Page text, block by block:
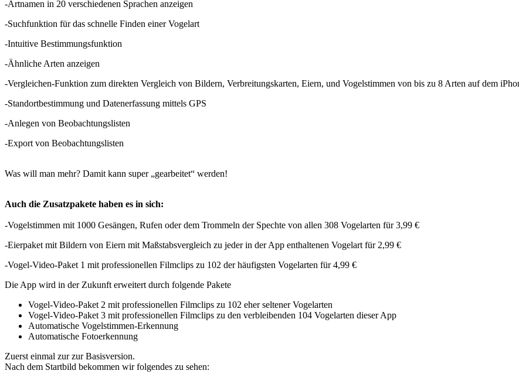
-Artnamen in 20 verschiedenen Sprachen anzeigen
-Suchfunktion für das schnelle Finden einer Vogelart
-Intuitive Bestimmungsfunktion
-Ähnliche Arten anzeigen
-Vergleichen-Funktion zum direkten Vergleich von Bildern, Verbreitungskarten, Eiern, und Vogelstimmen von bis zu 8 Arten auf dem
-Standortbestimmung und Datenerfassung mittels GPS
-Anlegen von Beobachtungslisten
-Export von Beobachtungslisten
Was will man mehr? Damit kann super „gearbeitet“ werden!
Auch die Zusatzpakete haben es in sich:
-Vogelstimmen mit 1000 Gesängen, Rufen oder dem Trommeln der Spechte von allen 308 Vogelarten für 3,99 €
-Eierpaket mit Bildern von Eiern mit Maßstabsvergleich zu jeder in der App enthaltenen Vogelart für 2,99 €
-Vogel-Video-Paket 1 mit professionellen Filmclips zu 102 der häufigsten Vogelarten für 4,99 €
Die App wird in der Zukunft erweitert durch folgende Pakete
Vogel-Video-Paket 2 mit professionellen Filmclips zu 102 eher seltener Vogelarten
Vogel-Video-Paket 3 mit professionellen Filmclips zu den verbleibenden 104 Vogelarten dieser App
Automatische Vogelstimmen-Erkennung
Automatische Fotoerkennung
Zuerst einmal zur zur Basisversion.
Nach dem Startbild bekommen wir folgendes zu sehen: